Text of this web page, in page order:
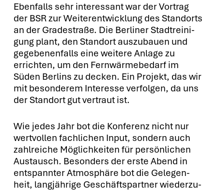
Eben­falls sehr inter­es­sant war der Vor­trag
der BSR zur Wei­ter­ent­wick­lung des Stand­orts
an der Gra­de­stra­ße. Die Ber­li­ner Stadt­rei­ni­
gung plant, den Stand­ort aus­zu­bau­en und
gege­be­nen­falls eine wei­te­re Anla­ge zu
errich­ten, um den Fern­wär­me­be­darf im
Süden Ber­lins zu decken. Ein Pro­jekt, das wir
mit beson­de­rem Inter­es­se ver­fol­gen, da uns
der Stand­ort gut ver­traut ist.
Wie jedes Jahr bot die Kon­fe­renz nicht nur
wert­vol­len fach­li­chen Input, son­dern auch
zahl­rei­che Mög­lich­kei­ten für per­sön­li­chen
Aus­tausch. Beson­ders der ers­te Abend in
ent­spann­ter Atmo­sphä­re bot die Gele­gen­
heit, lang­jäh­ri­ge Geschäfts­part­ner wie­der­zu­